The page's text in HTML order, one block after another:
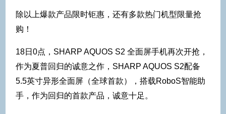
除以上爆款产品限时钜惠，还有多款热门机型限量抢
购！
18日0点，SHARP AQUOS S2 全面屏手机再次开抢，
作为夏普回归的诚意之作，SHARP AQUOS S2配备
5.5英寸异形全面屏（全球首款），搭载RoboS智能助
手，作为回归的首款产品，诚意十足。